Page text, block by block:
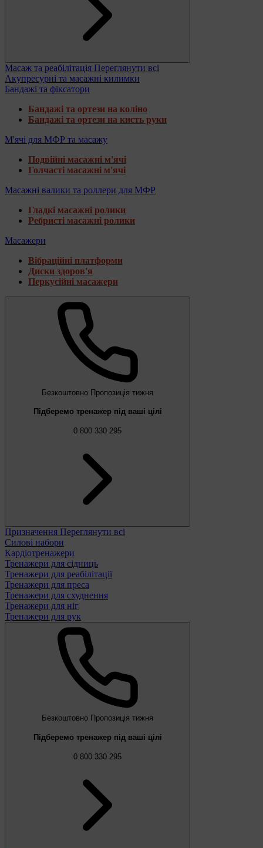
Масаж та реабілітація Переглянути всі
Акупресурні та масажні килимки
Бандажі та фіксатори
Бандажі та ортези на коліно
Бандажі та ортези на кисть руки
М'ячі для МФР та масажу
Подвійні масажні м'ячі
Голчасті масажні м'ячі
Масажні валики та роллери для МФР
Гладкі масажні ролики
Ребристі масажні ролики
Масажери
Вібраційні платформи
Диски здоров'я
Перкусійні масажери
Безкоштовно Пропозиція тижня
Підберемо тренажер під ваші цілі
0 800 330 295
Призначення Переглянути всі
Силові набори
Кардіотренажери
Тренажери для сідниць
Тренажери для реабілітації
Тренажери для преса
Тренажери для схуднення
Тренажери для ніг
Тренажери для рук
Безкоштовно Пропозиція тижня
Підберемо тренажер під ваші цілі
0 800 330 295